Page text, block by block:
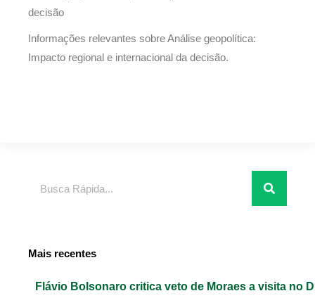
decisão
Informações relevantes sobre Análise geopolítica:
Impacto regional e internacional da decisão.
Mais recentes
Flávio Bolsonaro critica veto de Moraes a visita no